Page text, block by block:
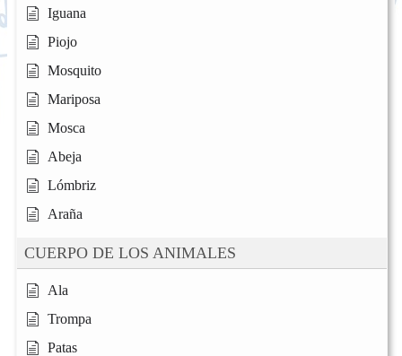
Iguana
Piojo
Mosquito
Mariposa
Mosca
Abeja
Lómbriz
Araña
CUERPO DE LOS ANIMALES
Ala
Trompa
Patas